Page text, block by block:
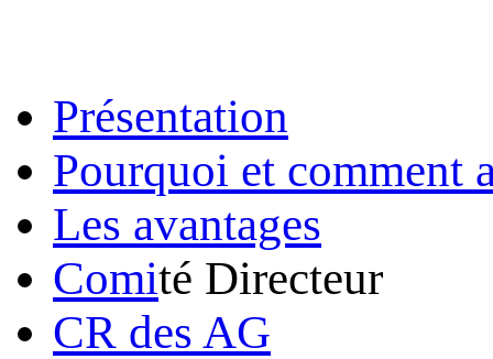
Présentation
Pourquoi et comment
Les avantages
Comité Directeur
CR des AG